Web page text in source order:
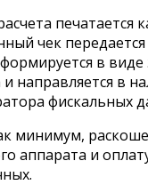
печатается
чек
в виде
направляется в
фискальных
минимум,
аппарата и